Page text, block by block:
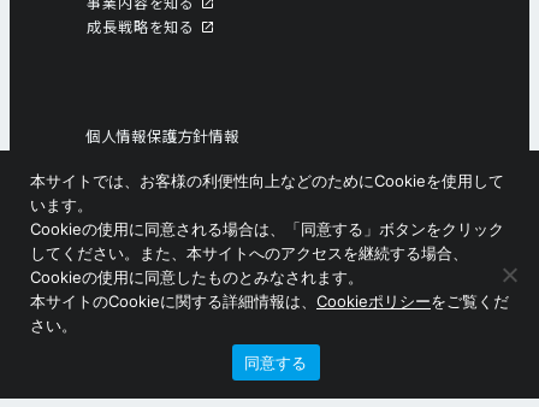
成⻑戦略を知る
個人情報保護方針情報
ソーシャルメディアポリシー
Copyright © ニシオホールディングス株式会社
本サイトでは、お客様の利便性向上などのためにCookieを使用して
います。
Cookieの使用に同意される場合は、「同意する」ボタンをクリック
してください。また、本サイトへのアクセスを継続する場合、
Cookieの使用に同意したものとみなされます。
本サイトのCookieに関する詳細情報は、 Cookieポリシーをご覧くだ
さい。
同意する